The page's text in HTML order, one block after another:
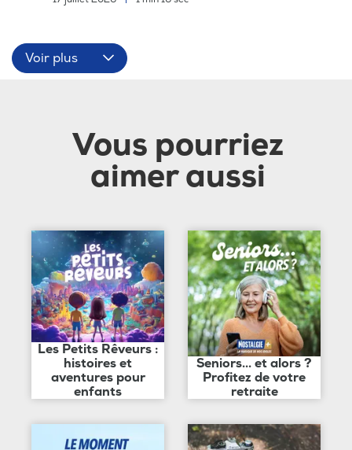
Voir plus
Vous pourriez
aimer aussi
Les Petits Rêveurs :
histoires et
aventures pour
enfants
Seniors... et alors ?
Profitez de votre
retraite